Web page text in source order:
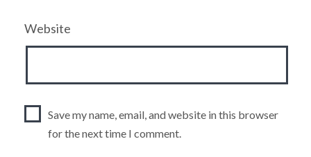
Website
Save my name, email, and website in this browser
for the next time I comment.